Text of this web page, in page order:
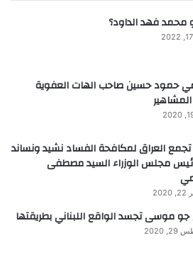
فهد الداود؟
حمود حسين صاحب الهات العفوية
العراق لمكافحة الفساد نشيد ونساند
مجلس الوزراء السيد مصطفى
موسى تجسد الواقع اللبناني بطريقتها
2020